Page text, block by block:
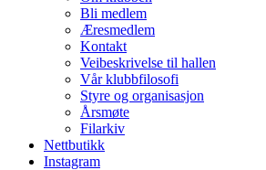
Bli medlem
Æresmedlem
Kontakt
Veibeskrivelse til hallen
Vår klubbfilosofi
Styre og organisasjon
Årsmøte
Filarkiv
Nettbutikk
Instagram